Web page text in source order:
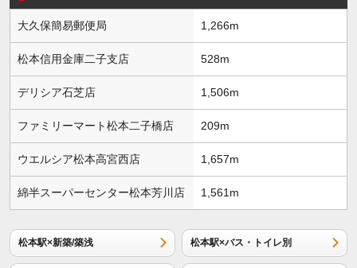
大久保簡易郵便局 1,266m
松本信用金庫二子支店 528m
デリシア石芝店 1,506m
ファミリーマート松本二子橋店 209m
ウエルシア松本高宮西店 1,657m
綿半スーパーセンター松本芳川店 1,561m
松本駅×新築/築浅 松本駅×バス・トイレ別